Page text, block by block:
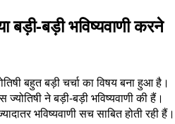
बड़ी-बड़ी भविष्यवाणी करने
बहुत बड़ी चर्चा का विषय बना हुआ है।
ने बड़ी-बड़ी भविष्यवाणी की हैं।
भविष्यवाणी सच साबित होती रही हैं।